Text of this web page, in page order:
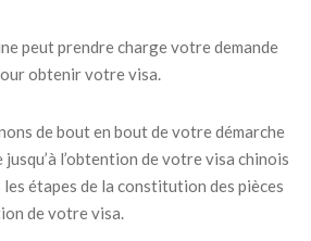
peut prendre charge votre demande
obtenir votre visa.
de bout en bout de votre démarche
l’obtention de votre visa chinois
étapes de la constitution des pièces
de votre visa.